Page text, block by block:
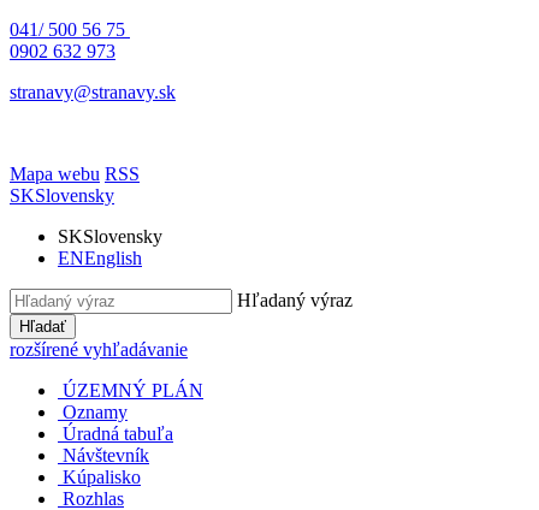
041/ 500 56 75
0902 632 973
stranavy@stranavy.sk
Mapa webu RSS
SKSlovensky
SKSlovensky
ENEnglish
Hľadaný výraz
Hľadať
rozšírené vyhľadávanie
ÚZEMNÝ PLÁN
Oznamy
Úradná tabuľa
Návštevník
Kúpalisko
Rozhlas